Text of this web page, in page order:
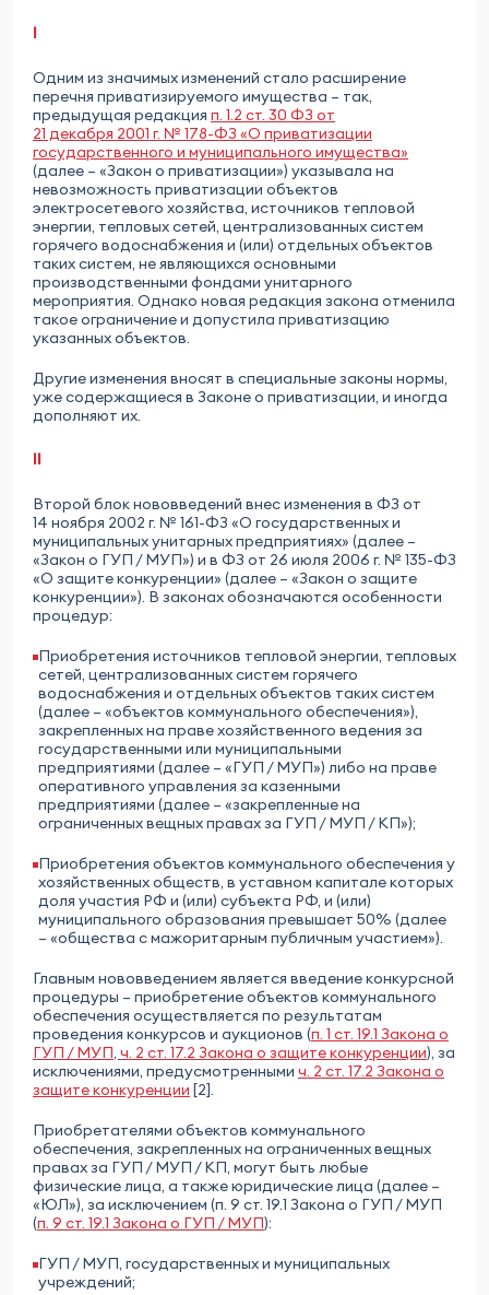
I
Одним из значимых изменений стало расширение
перечня приватизируемого имущества – так,
предыдущая редакция п. 1.2 ст. 30 ФЗ от
21 декабря 2001 г. № 178-ФЗ «О приватизации
государственного и муниципального имущества»
(далее – «Закон о приватизации») указывала на
невозможность приватизации объектов
электросетевого хозяйства, источников тепловой
энергии, тепловых сетей, централизованных систем
горячего водоснабжения и (или) отдельных объектов
таких систем, не являющихся основными
производственными фондами унитарного
мероприятия. Однако новая редакция закона отменила
такое ограничение и допустила приватизацию
указанных объектов.
Другие изменения вносят в специальные законы нормы,
уже содержащиеся в Законе о приватизации, и иногда
дополняют их.
II
Второй блок нововведений внес изменения в ФЗ от
14 ноября 2002 г. № 161-ФЗ «О государственных и
муниципальных унитарных предприятиях» (далее –
«Закон о ГУП / МУП») и в ФЗ от 26 июля 2006 г. № 135-ФЗ
«О защите конкуренции» (далее – «Закон о защите
конкуренции»). В законах обозначаются особенности
процедур:
Приобретения источников тепловой энергии, тепловых
сетей, централизованных систем горячего
водоснабжения и отдельных объектов таких систем
(далее – «объектов коммунального обеспечения»),
закрепленных на праве хозяйственного ведения за
государственными или муниципальными
предприятиями (далее – «ГУП / МУП») либо на праве
оперативного управления за казенными
предприятиями (далее – «закрепленные на
ограниченных вещных правах за ГУП / МУП / КП»);
Приобретения объектов коммунального обеспечения у
хозяйственных обществ, в уставном капитале которых
доля участия РФ и (или) субъекта РФ, и (или)
муниципального образования превышает 50% (далее
– «общества с мажоритарным публичным участием»).
Главным нововведением является введение конкурсной
процедуры – приобретение объектов коммунального
обеспечения осуществляется по результатам
проведения конкурсов и аукционов (п. 1 ст. 19.1 Закона о
ГУП / МУП, ч. 2 ст. 17.2 Закона о защите конкуренции), за
исключениями, предусмотренными ч. 2 ст. 17.2 Закона о
защите конкуренции [2].
Приобретателями объектов коммунального
обеспечения, закрепленных на ограниченных вещных
правах за ГУП / МУП / КП, могут быть любые
физические лица, а также юридические лица (далее –
«ЮЛ»), за исключением (п. 9 ст. 19.1 Закона о ГУП / МУП
(п. 9 ст. 19.1 Закона о ГУП / МУП):
ГУП / МУП, государственных и муниципальных
учреждений;